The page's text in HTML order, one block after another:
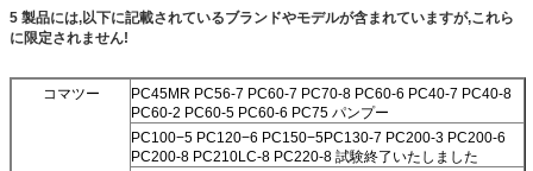
5 製品には,以下に記載されているブランドやモデルが含まれていますが,これら
に限定されません!
コマツー
PC45MR PC56-7 PC60-7 PC70-8 PC60-6 PC40-7 PC40-8
PC60-2 PC60-5 PC60-6 PC75 パンプー
PC100−5 PC120−6 PC150−5PC130-7 PC200-3 PC200-6
PC200-8 PC210LC-8 PC220-8 試験終了いたしました